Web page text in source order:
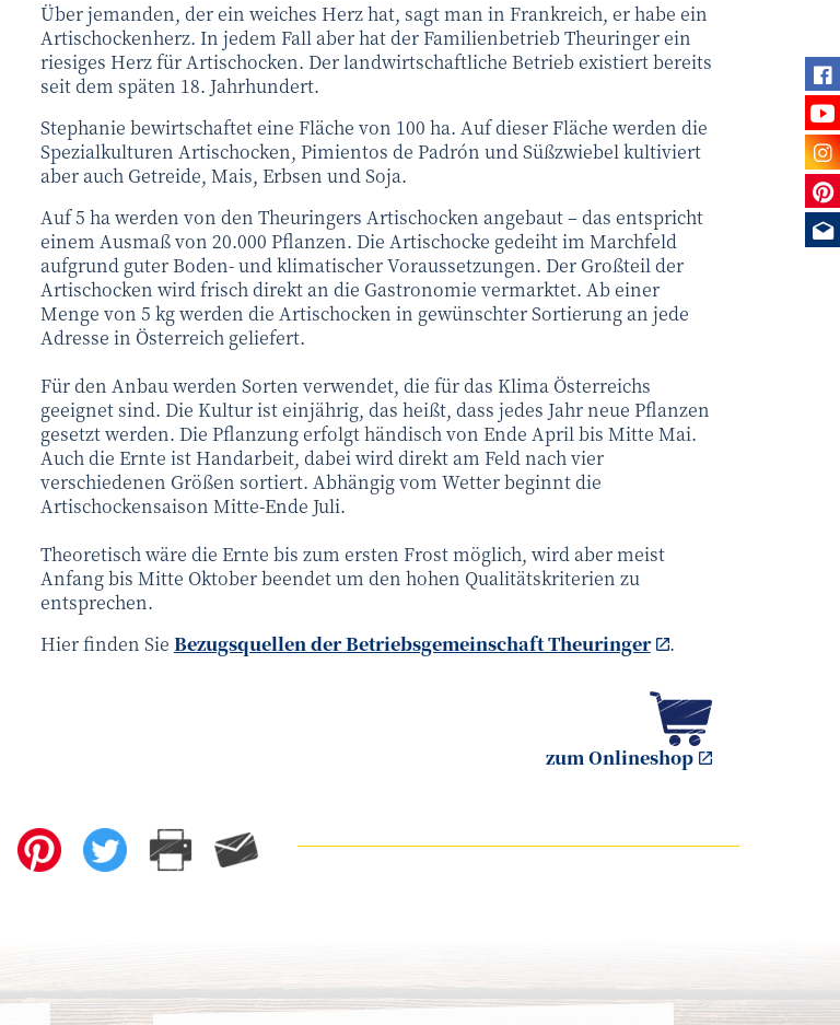
Über jemanden, der ein weiches Herz hat, sagt man in Frankreich, er habe ein
Artischockenherz. In jedem Fall aber hat der Familienbetrieb Theuringer ein
riesiges Herz für Artischocken. Der landwirtschaftliche Betrieb existiert bereits
seit dem späten 18. Jahrhundert.
Stephanie bewirtschaftet eine Fläche von 100 ha. Auf dieser Fläche werden die
Spezialkulturen Artischocken, Pimientos de Padrón und Süßzwiebel kultiviert
aber auch Getreide, Mais, Erbsen und Soja.
Auf 5 ha werden von den Theuringers Artischocken angebaut – das entspricht
einem Ausmaß von 20.000 Pflanzen. Die Artischocke gedeiht im Marchfeld
aufgrund guter Boden- und klimatischer Voraussetzungen. Der Großteil der
Artischocken wird frisch direkt an die Gastronomie vermarktet. Ab einer
Menge von 5 kg werden die Artischocken in gewünschter Sortierung an jede
Adresse in Österreich geliefert.
Für den Anbau werden Sorten verwendet, die für das Klima Österreichs
geeignet sind. Die Kultur ist einjährig, das heißt, dass jedes Jahr neue Pflanzen
gesetzt werden. Die Pflanzung erfolgt händisch von Ende April bis Mitte Mai.
Auch die Ernte ist Handarbeit, dabei wird direkt am Feld nach vier
verschiedenen Größen sortiert. Abhängig vom Wetter beginnt die
Artischockensaison Mitte-Ende Juli.
Theoretisch wäre die Ernte bis zum ersten Frost möglich, wird aber meist
Anfang bis Mitte Oktober beendet um den hohen Qualitätskriterien zu
entsprechen.
Hier finden Sie Bezugsquellen der Betriebsgemeinschaft Theuringer .
zum Onlineshop